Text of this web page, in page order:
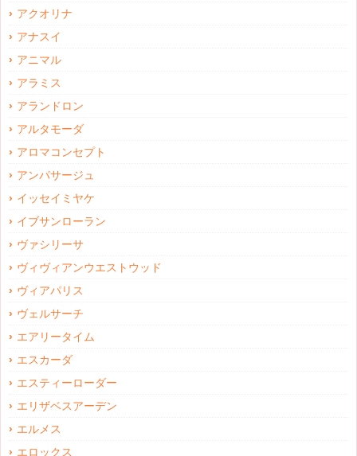
アクオリナ
アナスイ
アニマル
アラミス
アランドロン
アルタモーダ
アロマコンセプト
アンパサージュ
イッセイミヤケ
イブサンローラン
ヴァシリーサ
ヴィヴィアンウエストウッド
ヴィアパリス
ヴェルサーチ
エアリータイム
エスカーダ
エスティーローダー
エリザベスアーデン
エルメス
エロックス